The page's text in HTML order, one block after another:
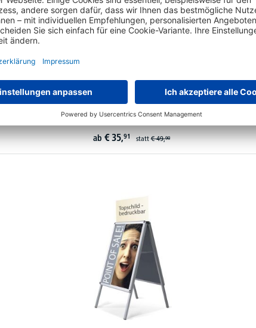
Schaukästen mit Drehtür und Metallrückwand - für innen
8 Varianten zur Auswahl
ab€ 35,91 statt€ 49,90